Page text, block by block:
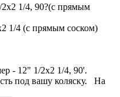
1/4 (с прямым соском)
- 12" 1/2х2 1/4, 90'.
под вашу коляску. На